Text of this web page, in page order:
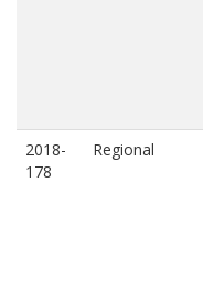
2018-
178
Regional